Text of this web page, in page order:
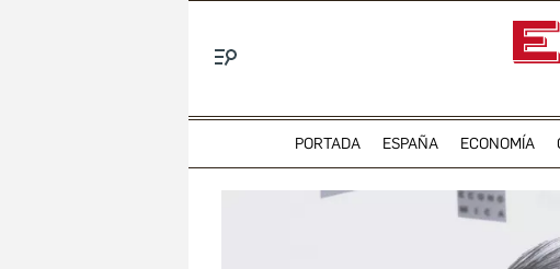
PORTADA ESPAÑA ECONOMÍA